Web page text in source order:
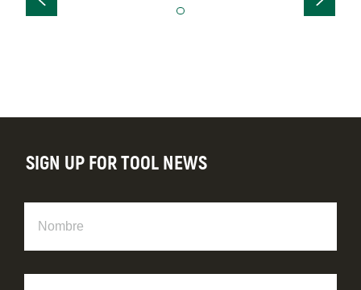
SIGN UP FOR TOOL NEWS